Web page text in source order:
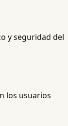
y seguridad del
los usuarios